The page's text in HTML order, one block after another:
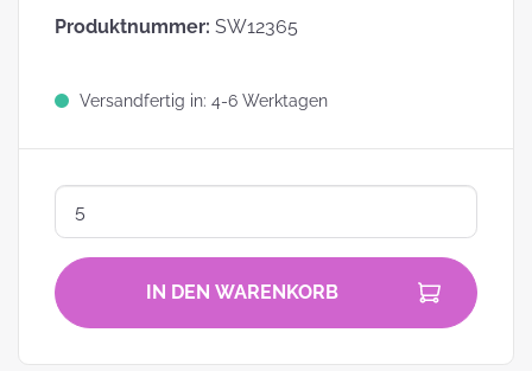
Produktnummer: SW12365
Versandfertig in: 4-6 Werktagen
IN DEN WARENKORB